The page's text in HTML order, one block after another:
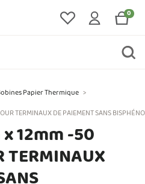
0
Papier Thermique >
TERMINAUX DE PAIEMENT SANS
12mm -50
TERMINAUX